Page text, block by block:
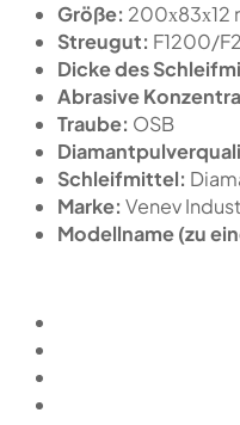
Größe: 200х83х12
Streugut: F1200/
Dicke des
Abrasive
Traube: OSB
Schleifmittel:
Marke: Venev
Modellname (zu